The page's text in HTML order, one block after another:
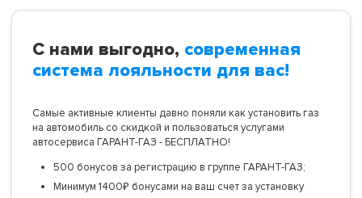
С нами выгодно, современная
система лояльности для вас!
Самые активные клиенты давно поняли как установить газ
на автомобиль со скидкой и пользоваться услугами
автосервиса ГАРАНТ-ГАЗ - БЕСПЛАТНО!
500 бонусов за регистрацию в группе ГАРАНТ-ГАЗ;
Минимум 1400₽ бонусами на ваш счет за установку